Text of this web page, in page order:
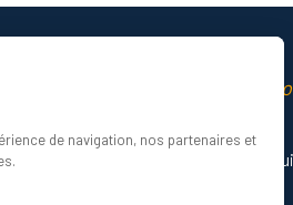
de navigation, nos partenaires et
Bâtiment et construction : elles sont
Marine et nautisme : on peut les employer
La qualité
Besoin d’aide ? Nos experts vous